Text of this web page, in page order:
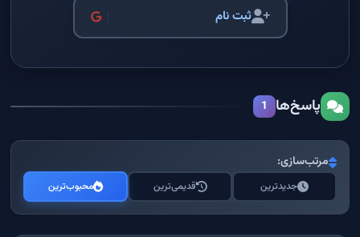
ثبت نام
پاسخ‌ها 1
مرتب‌سازی:
جدیدترین قدیمی‌ترین محبوب‌ترین